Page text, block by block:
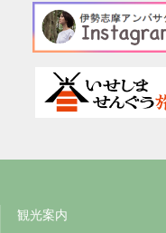
観光案内